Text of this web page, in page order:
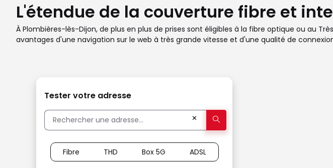
L'étendue de la couverture fibre et
À Plombières-lès-Dijon, de plus en plus de prises sont éligibles à la fibre optique ou au
avantages d'une navigation sur le web à très grande vitesse et d'une qualité de
Tester votre adresse
✕
Fibre THD Box 5G ADSL